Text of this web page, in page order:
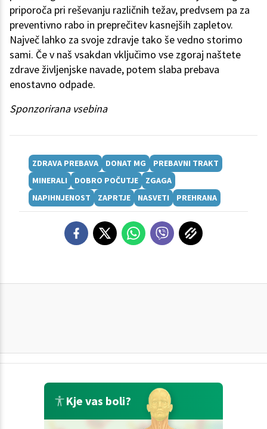
priporoča pri reševanju različnih težav, predvsem pa za
preventivno rabo in preprečitev kasnejših zapletov.
Največ lahko za svoje zdravje tako še vedno storimo
sami. Če v naš vsakdan vključimo vse zgoraj naštete
zdrave življenjske navade, potem slaba prebava
enostavno odpade.
Sponzorirana vsebina
ZDRAVA PREBAVA DONAT MG
PREBAVNI TRAKT
MINERALI
DOBRO POČUTJE
ZGAGA
NAPIHNJENOST
ZAPRTJE NASVETI PREHRANA
Kje vas boli?